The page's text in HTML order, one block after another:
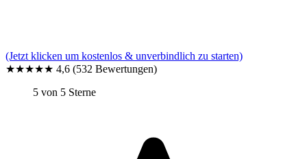
(Jetzt klicken um kostenlos & unverbindlich zu starten)
★★★★★ 4,6 (532 Bewertungen)
5 von 5 Sterne